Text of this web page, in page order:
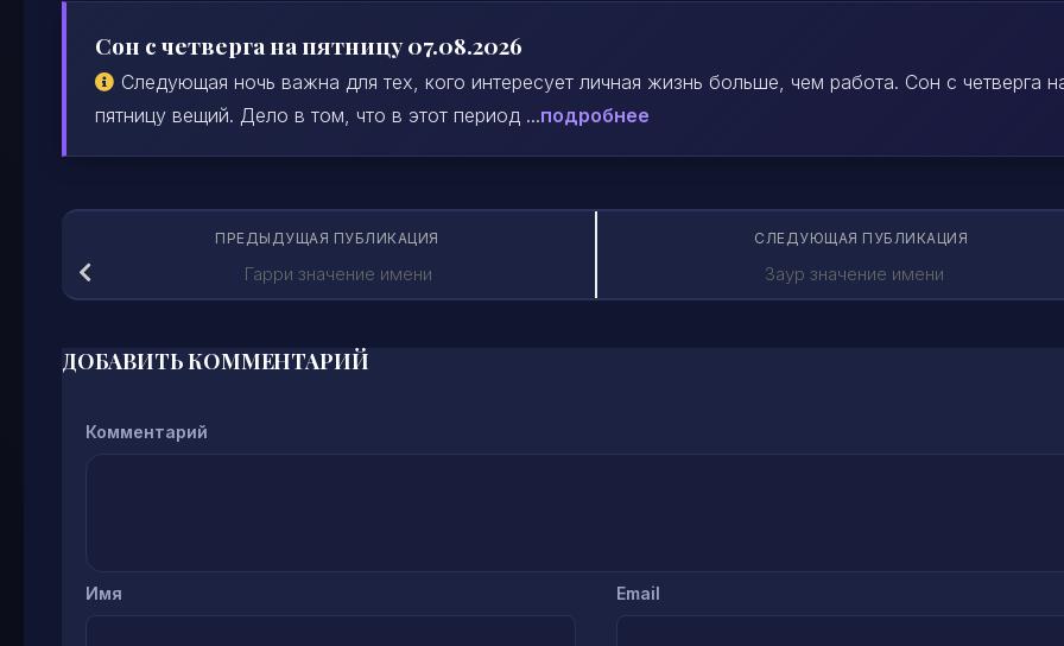
Сон с четверга на пятницу 07.08.2026
Следующая ночь важна для тех, кого интересует личная жизнь больше, чем работа. Сон с четверга
пятницу вещий. Дело в том, что в этот период ...подробнее
СЛЕДУЮЩАЯ ПУБЛИКАЦИЯ
Заур значение имени
ПРЕДЫДУЩАЯ ПУБЛИКАЦИЯ
Гарри значение имени
ДОБАВИТЬ КОММЕНТАРИЙ
Комментарий
Имя Email